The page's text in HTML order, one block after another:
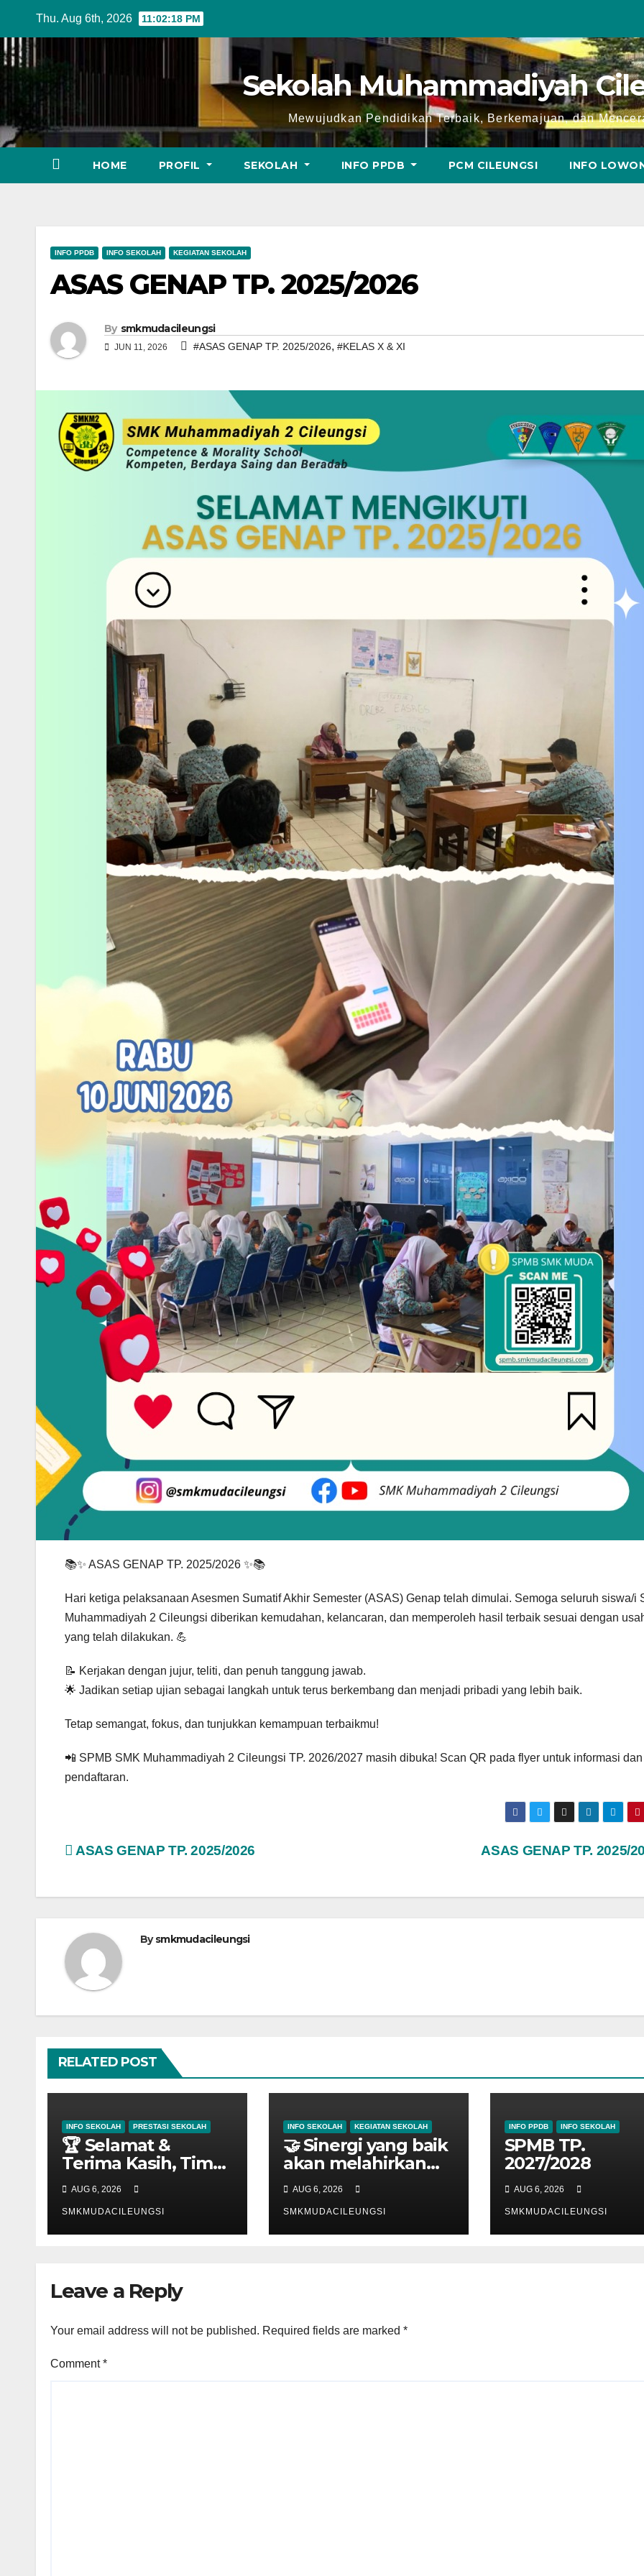
content
Thu. Aug 6th, 2026 11:02:19 PM
Sekolah Muhammadiyah
Mewujudkan Pendidikan Terbaik, Berkemajuan, dan
HOME PROFIL SEKOLAH INFO PPDB PCM CILEUNGSI INFO
INFO PPDB INFO SEKOLAH KEGIATAN SEKOLAH
ASAS GENAP TP. 2025/2026
By smkmudacileungsi
JUN 11, 2026 #ASAS GENAP TP. 2025/2026, #KELAS X & XI
📚✨ ASAS GENAP TP. 2025/2026 ✨📚
Hari ketiga pelaksanaan Asesmen Sumatif Akhir Semester (ASAS) Genap telah dimulai. Semoga seluruh siswa/i
Muhammadiyah 2 Cileungsi diberikan kemudahan, kelancaran, dan memperoleh hasil terbaik sesuai dengan
yang telah dilakukan. 💪
📝 Kerjakan dengan jujur, teliti, dan penuh tanggung jawab.
🌟 Jadikan setiap ujian sebagai langkah untuk terus berkembang dan menjadi pribadi yang lebih baik.
Tetap semangat, fokus, dan tunjukkan kemampuan terbaikmu!
📲 SPMB SMK Muhammadiyah 2 Cileungsi TP. 2026/2027 masih dibuka! Scan QR pada flyer untuk informasi dan
pendaftaran.
Post
ASAS GENAP TP. 2025/
ASAS GENAP TP. 2025/2026
Bysmkmudacileungsi
RELATED POST
INFO SEKOLAH PRESTASI SEKOLAH
🏆 Selamat &
Terima Kasih, Tim
Futsal SMK Muda! ⚽
💚AUG 6, 2026
SMKMUDACILEUNGSI
INFO SEKOLAH KEGIATAN SEKOLAH
🤝 Sinergi yang baik
akan melahirkan
generasi yang
hebat.
AUG 6, 2026
SMKMUDACILEUNGSI
INFO PPDB INFO SEKOLAH
SPMB TP.
2027/2028
AUG 6, 2026
SMKMUDACILEUNGSI
Leave a Reply
Your email address will not be published. Required fields are marked *
Comment*